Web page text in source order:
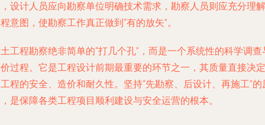
设计人员应向勘察单位明确技术需求，勘察人员则应充分理解
意图，使勘察工作真正做到“有的放矢”。
工程勘察绝非简单的“打几个孔”，而是一个系统性的科学调查
过程。它是工程设计前期最重要的环节之一，其质量直接决定
程的安全、造价和耐久性。坚持“先勘察、后设计、再施工”的
是保障各类工程项目顺利建设与安全运营的根本。